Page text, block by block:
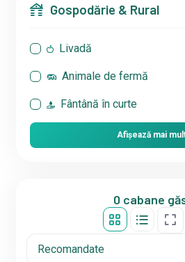
Gospodărie & Rural
Livadă
Animale de fermă
Fântână în curte
Afișează mai
0 cabane
Recomandate